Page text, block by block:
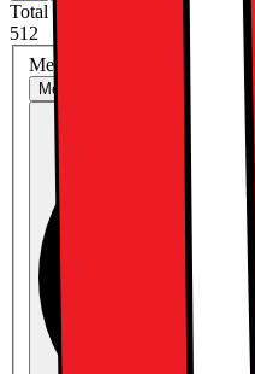
Total lagringskapacitet (GB)
512
512
Med eller utan abonnemang?
Med abonnemang